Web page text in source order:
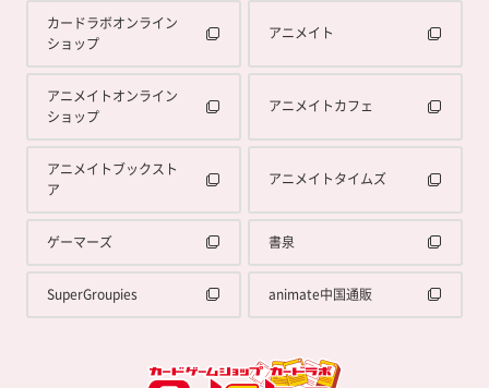
カードラボオンライン
ショップ
アニメイト
アニメイトオンライン
ショップ
アニメイトカフェ
アニメイトブックスト
ア
アニメイトタイムズ
ゲーマーズ 書泉
SuperGroupies animate中国通販